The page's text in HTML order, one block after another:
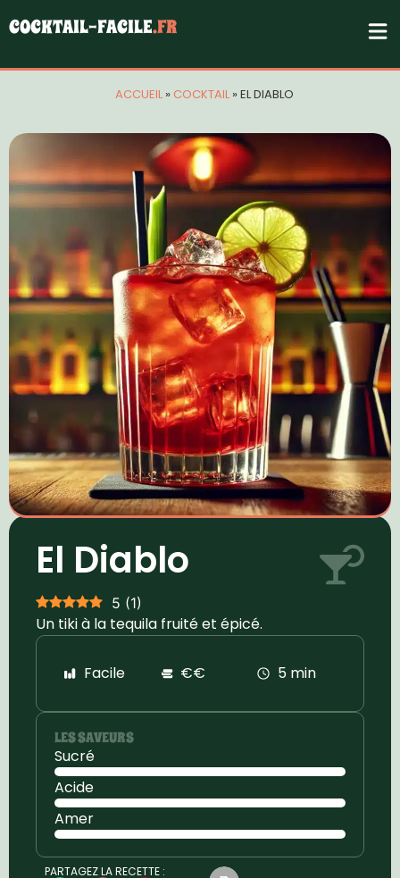
COCKTAIL-FACILE.FR
ACCUEIL » COCKTAIL » EL DIABLO
El Diablo
5 (1)
Un tiki à la tequila fruité et épicé.
Facile €€ 5 min
LES SAVEURS
Sucré
Acide
Amer
PARTAGEZ LA RECETTE :